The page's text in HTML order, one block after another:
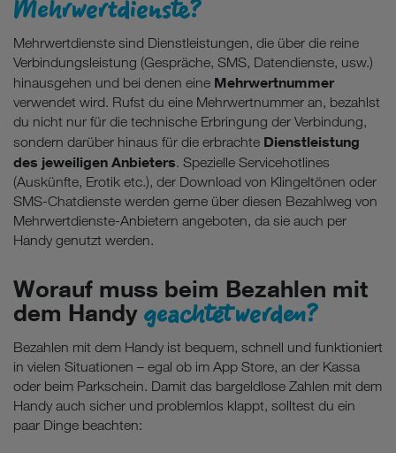
Mehrwertdienste?
Mehrwertdienste sind Dienstleistungen, die über die reine
Verbindungsleistung (Gespräche, SMS, Datendienste, usw.)
hinausgehen und bei denen eine Mehrwertnummer
verwendet wird. Rufst du eine Mehrwertnummer an, bezahlst
du nicht nur für die technische Erbringung der Verbindung,
sondern darüber hinaus für die erbrachte Dienstleistung
des jeweiligen Anbieters. Spezielle Servicehotlines
(Auskünfte, Erotik etc.), der Download von Klingeltönen oder
SMS-Chatdienste werden gerne über diesen Bezahlweg von
Mehrwertdienste-Anbietern angeboten, da sie auch per
Handy genutzt werden.
Worauf muss beim Bezahlen mit
dem Handy geachtet werden?
Bezahlen mit dem Handy ist bequem, schnell und funktioniert
in vielen Situationen – egal ob im App Store, an der Kassa
oder beim Parkschein. Damit das bargeldlose Zahlen mit dem
Handy auch sicher und problemlos klappt, solltest du ein
paar Dinge beachten: